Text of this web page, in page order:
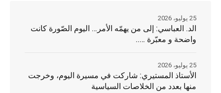
الد. العباسي: إلى من يهمّه الأمر… اليوم الصّورة كانت
واضحة و معبّرة …..
25 يوليو، 2026
الأستاذ المستيري: شاركت في مسيرة اليوم، وخرجت
منها بعدد من الخلاصات السياسية
25 يوليو، 2026